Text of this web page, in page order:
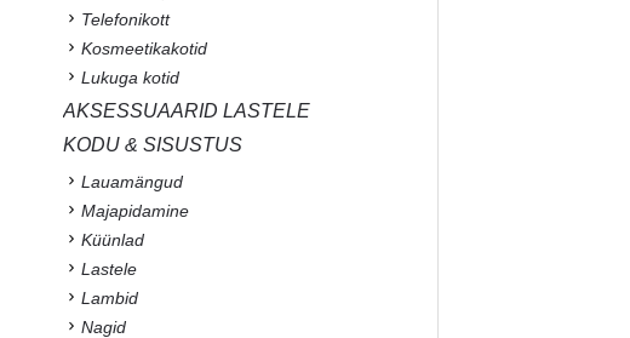
Telefonikott
Kosmeetikakotid
Lukuga kotid
AKSESSUAARID LASTELE
KODU & SISUSTUS
Lauamängud
Majapidamine
Küünlad
Lastele
Lambid
Nagid